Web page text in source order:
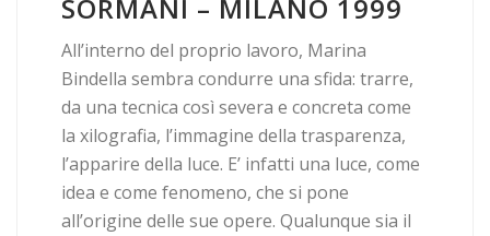
SORMANI – MILANO 1999
All’interno del proprio lavoro, Marina
Bindella sembra condurre una sfida: trarre,
da una tecnica così severa e concreta come
la xilografia, l’immagine della trasparenza,
l’apparire della luce. E’ infatti una luce, come
idea e come fenomeno, che si pone
all’origine delle sue opere. Qualunque sia il